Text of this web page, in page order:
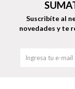
Suscribíte al
novedades y te
TALLES GRANDES